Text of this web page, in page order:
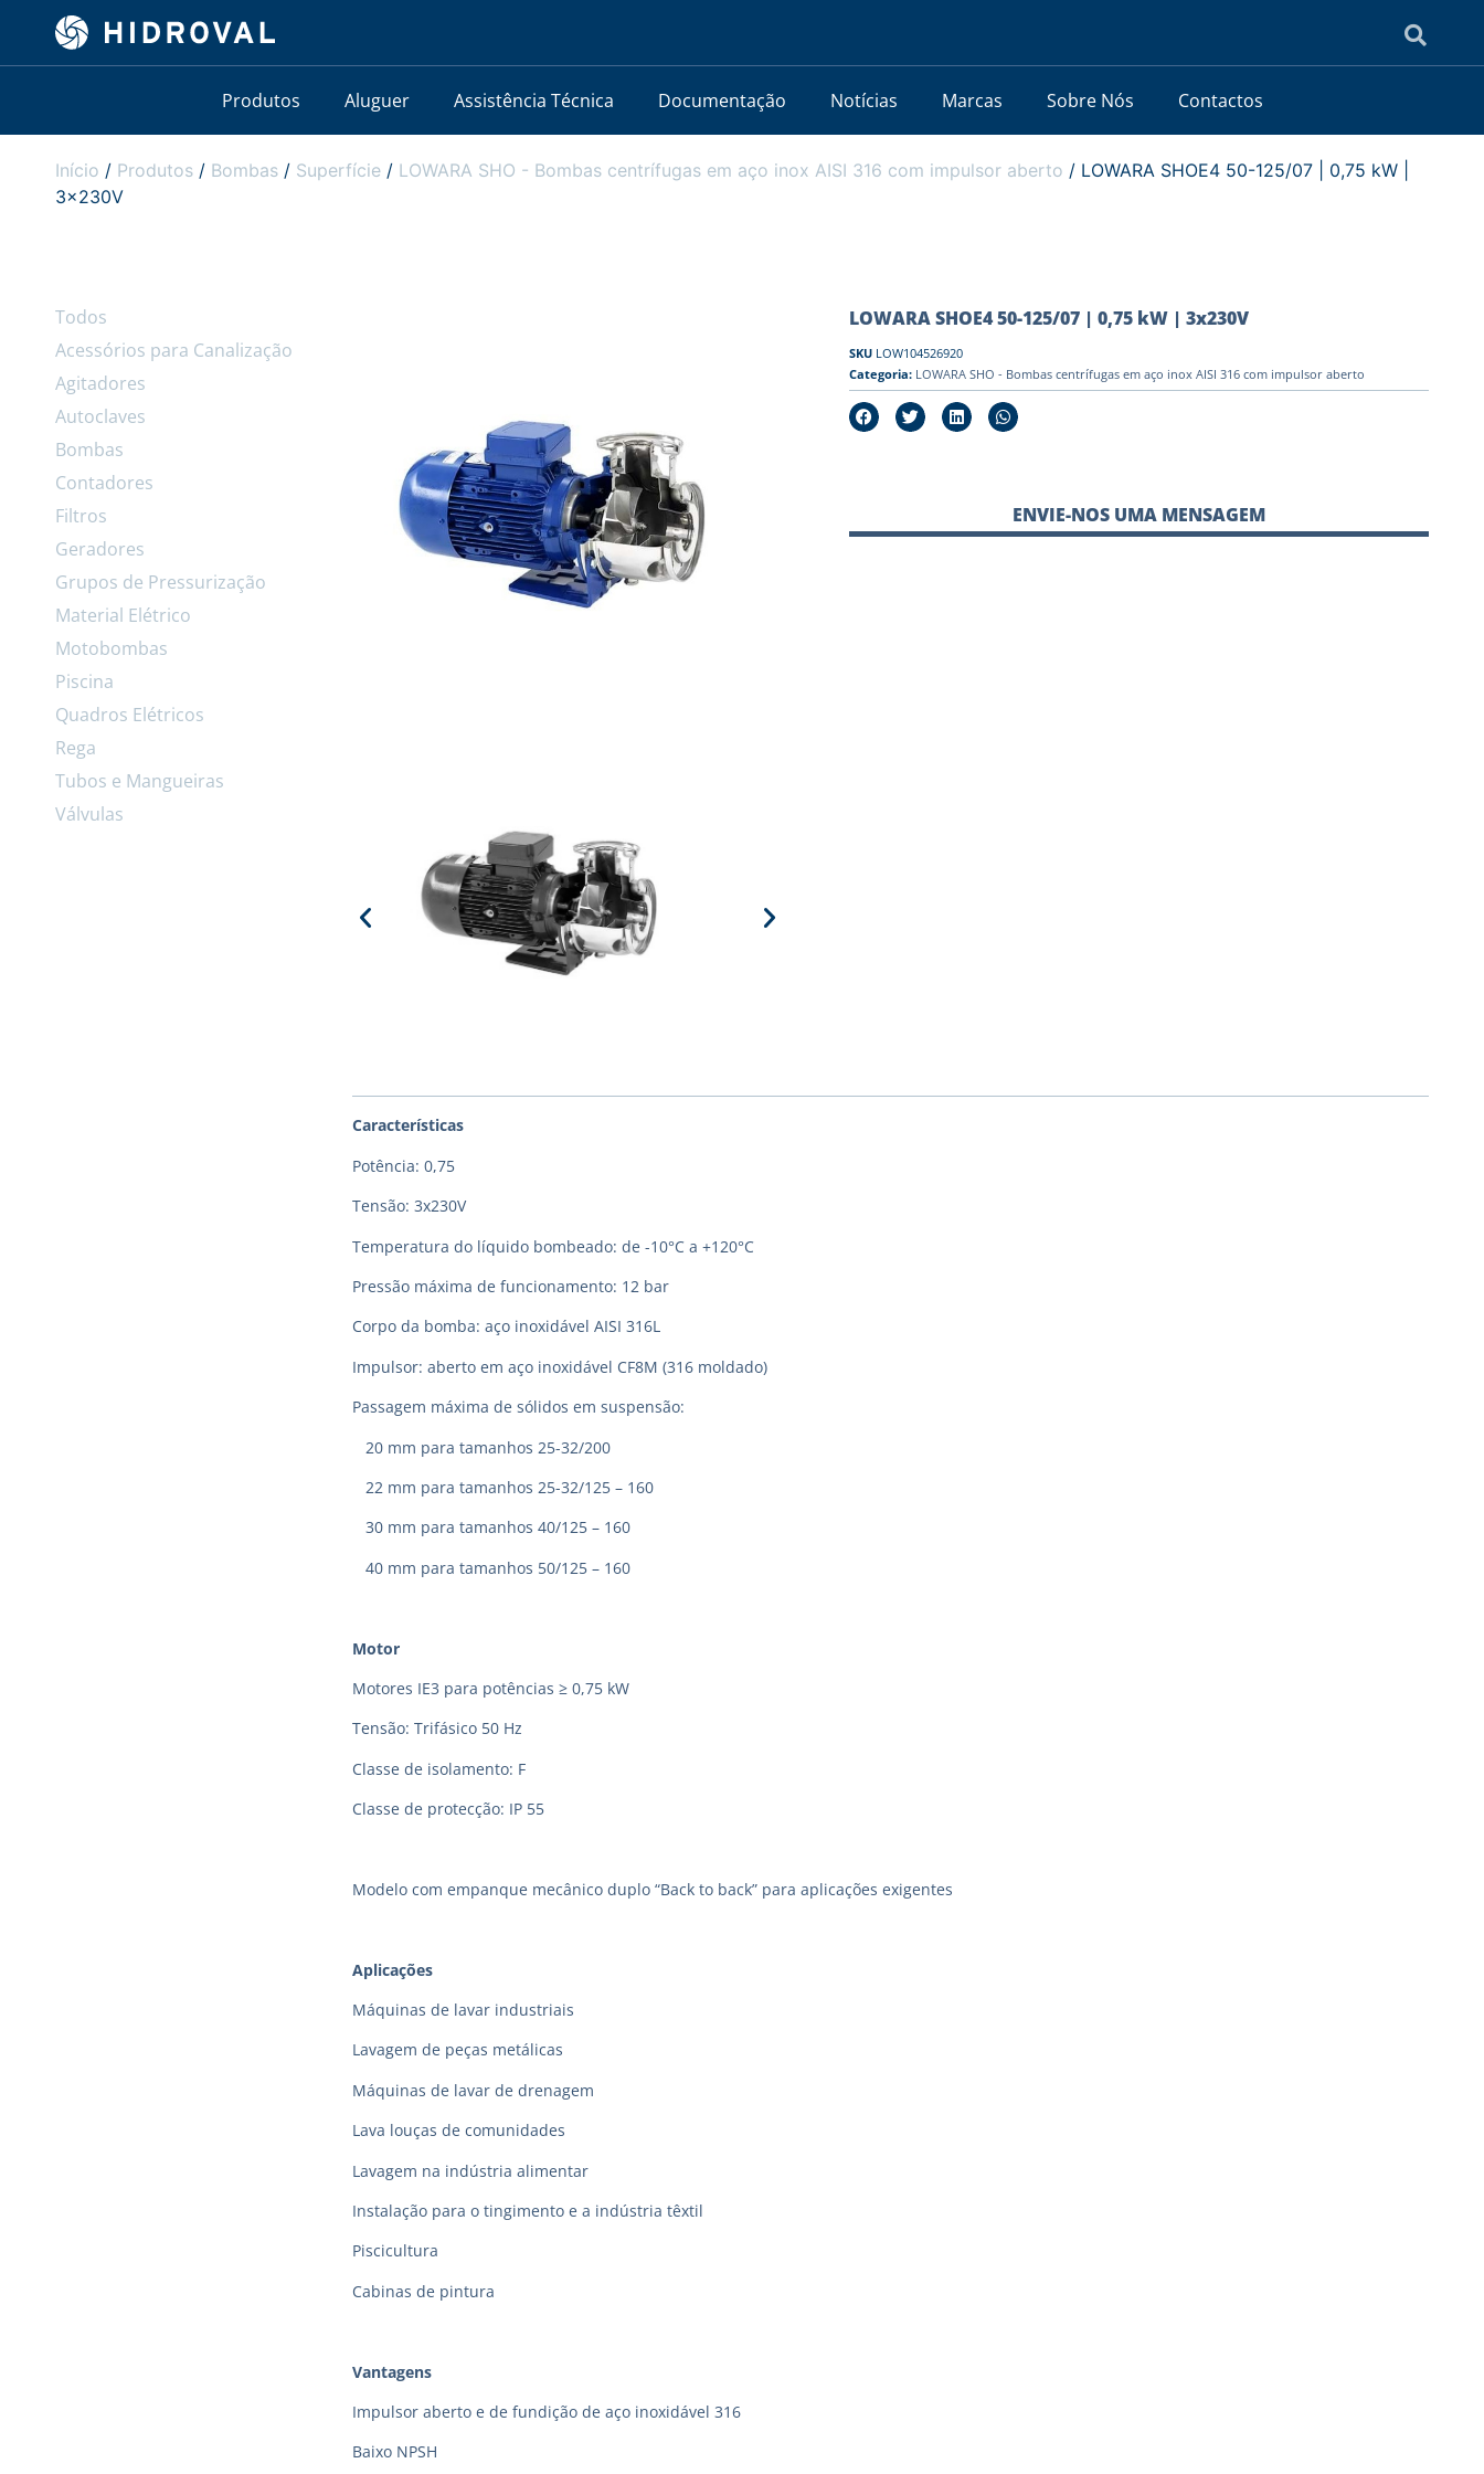
Produtos Aluguer Assistência Técnica Documentação Notícias Marcas Sobre Nós Contactos
Início / Produtos / Bombas / Superfície / LOWARA SHO - Bombas centrífugas em aço inox AISI 316 com impulsor aberto / LOWARA SHOE4 50-125/07 | 0,75 kW |
3x230V
Todos
Acessórios para Canalização
Agitadores
Autoclaves
Bombas
Contadores
Filtros
Geradores
Grupos de Pressurização
Material Elétrico
Motobombas
Piscina
Quadros Elétricos
Rega
Tubos e Mangueiras
Válvulas
LOWARA SHOE4 50-125/07 | 0,75 kW | 3x230V
SKU LOW104526920
Categoria: LOWARA SHO - Bombas centrífugas em aço inox AISI 316 com impulsor aberto
ENVIE-NOS UMA MENSAGEM
Características
Potência: 0,75
Tensão: 3x230V
Temperatura do líquido bombeado: de -10°C a +120°C
Pressão máxima de funcionamento: 12 bar
Corpo da bomba: aço inoxidável AISI 316L
Impulsor: aberto em aço inoxidável CF8M (316 moldado)
Passagem máxima de sólidos em suspensão:
20 mm para tamanhos 25-32/200
22 mm para tamanhos 25-32/125 – 160
30 mm para tamanhos 40/125 – 160
40 mm para tamanhos 50/125 – 160
Motor
Motores IE3 para potências ≥ 0,75 kW
Tensão: Trifásico 50 Hz
Classe de isolamento: F
Classe de protecção: IP 55
Modelo com empanque mecânico duplo “Back to back” para aplicações exigentes
Aplicações
Máquinas de lavar industriais
Lavagem de peças metálicas
Máquinas de lavar de drenagem
Lava louças de comunidades
Lavagem na indústria alimentar
Instalação para o tingimento e a indústria têxtil
Piscicultura
Cabinas de pintura
Vantagens
Impulsor aberto e de fundição de aço inoxidável 316
Baixo NPSH